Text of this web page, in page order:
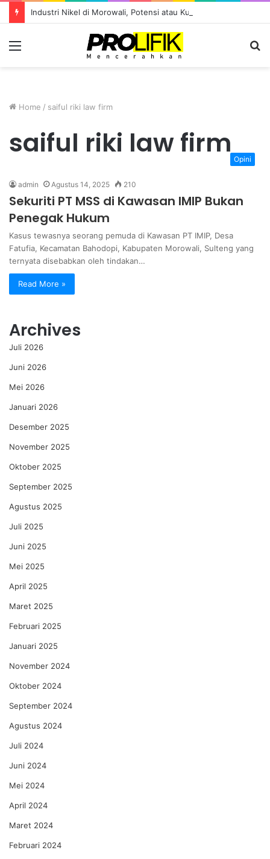
Home / saiful riki law firm
saiful riki law firm Opini
admin Agustus 14, 2025 210
Sekuriti PT MSS di Kawasan IMIP Bukan
Penegak Hukum
Kasus tewasnya seorang pemuda di Kawasan PT IMIP, Desa
Fatufia, Kecamatan Bahodopi, Kabupaten Morowali, Sulteng yang
ternyata disebabkan oleh tindakan…
Read More »
Archives
Juli 2026
Juni 2026
Mei 2026
Januari 2026
Desember 2025
November 2025
Oktober 2025
September 2025
Agustus 2025
Juli 2025
Juni 2025
Mei 2025
April 2025
Maret 2025
Februari 2025
Januari 2025
November 2024
Oktober 2024
September 2024
Agustus 2024
Juli 2024
Juni 2024
Mei 2024
April 2024
Maret 2024
Februari 2024